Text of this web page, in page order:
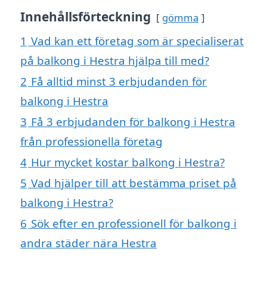
Innehållsförteckning gömma
1 Vad kan ett företag som är specialiserat
på balkong i Hestra hjälpa till med?
2 Få alltid minst 3 erbjudanden för
balkong i Hestra
3 Få 3 erbjudanden för balkong i Hestra
från professionella företag
4 Hur mycket kostar balkong i Hestra?
5 Vad hjälper till att bestämma priset på
balkong i Hestra?
6 Sök efter en professionell för balkong i
andra städer nära Hestra